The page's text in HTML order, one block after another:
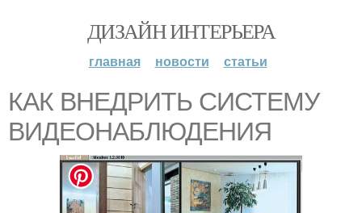
ДИЗАЙН ИНТЕРЬЕРА
главная новости статьи
КАК ВНЕДРИТЬ СИСТЕМУ
ВИДЕОНАБЛЮДЕНИЯ